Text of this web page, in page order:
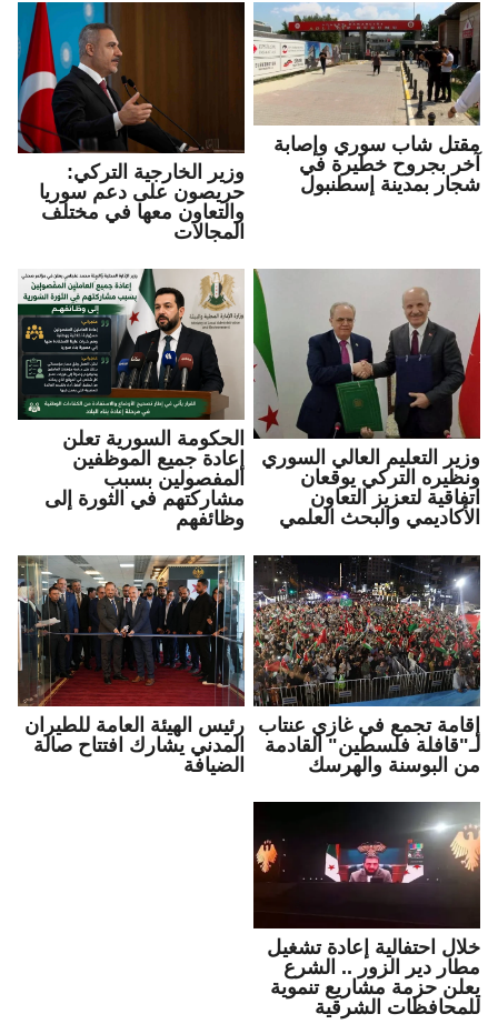
مقتل شاب سوري وإصابة
آخر بجروح خطيرة في
شجار بمدينة إسطنبول
وزير الخارجية التركي:
حريصون على دعم سوريا
والتعاون معها في مختلف
المجالات
وزير التعليم العالي السوري
ونظيره التركي يوقعان
اتفاقية لتعزيز التعاون
الأكاديمي والبحث العلمي
الحكومة السورية تعلن
إعادة جميع الموظفين
المفصولين بسبب
مشاركتهم في الثورة إلى
وظائفهم
إقامة تجمع في غازي عنتاب
لـ"قافلة فلسطين" القادمة
من البوسنة والهرسك
رئيس الهيئة العامة للطيران
المدني يشارك افتتاح صالة
الضيافة
خلال احتفالية إعادة تشغيل
مطار دير الزور .. الشرع
يعلن حزمة مشاريع تنموية
للمحافظات الشرقية